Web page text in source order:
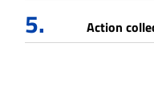
5. Action